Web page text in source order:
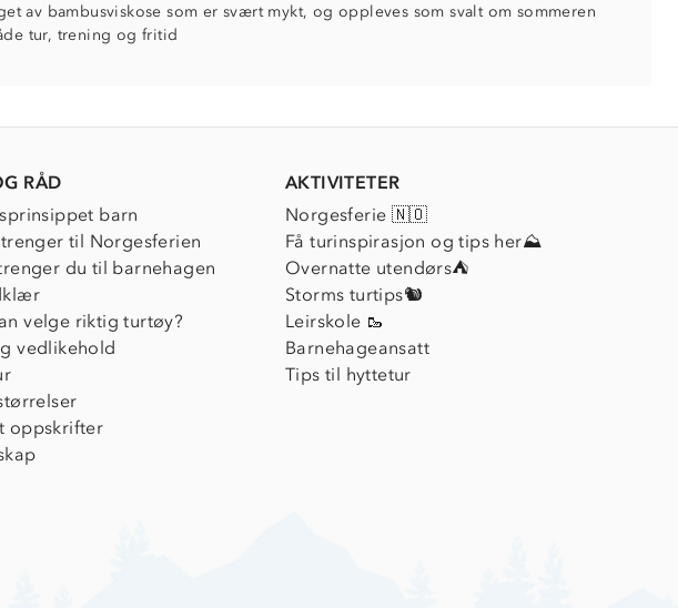
av bambusviskose som er svært mykt, og oppleves som svalt om sommeren
tur, trening og fritid
RÅD
barn
til Norgesferien
du til barnehagen
velge riktig turtøy?
vedlikehold
oppskrifter
AKTIVITETER
Norgesferie 🇳🇴
Få turinspirasjon og tips her⛰
Overnatte utendørs⛺
Storms turtips🐿️
Leirskole 🥾
Barnehageansatt
Tips til hyttetur